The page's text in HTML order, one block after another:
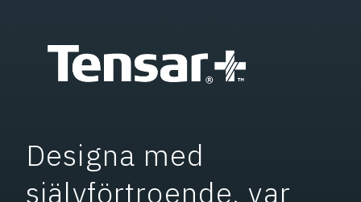
Designa med
självförtroende, var